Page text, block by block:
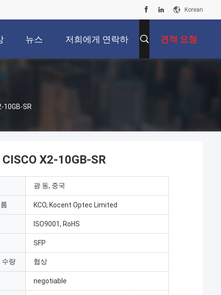
Korean
뉴스 저희에게 연락하 견적 요청
10GB-SR
X2-10GB-SR
광 동, 중국
KCO, Kocent Optec Limited
ISO9001, RoHS
SFP
수량 협상
negotiable